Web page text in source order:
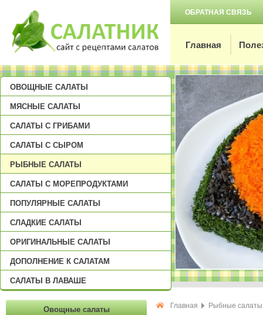
ОБРАТНАЯ СВЯЗЬ
Главная
ОВОЩНЫЕ САЛАТЫ
МЯСНЫЕ САЛАТЫ
САЛАТЫ С ГРИБАМИ
САЛАТЫ С СЫРОМ
РЫБНЫЕ САЛАТЫ
САЛАТЫ С МОРЕПРОДУКТАМИ
ПОПУЛЯРНЫЕ САЛАТЫ
СЛАДКИЕ САЛАТЫ
ОРИГИНАЛЬНЫЕ САЛАТЫ
ДОПОЛНЕНИЕ К САЛАТАМ
САЛАТЫ В ЛАВАШЕ
Овощные салаты Главная Рыбные салаты